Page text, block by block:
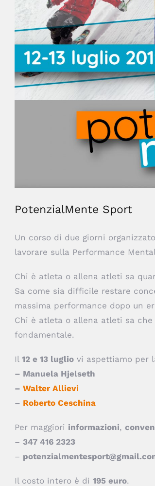
PotenzialMente Sport
Un corso di due giorni
lavorare sulla Performance
Chi è atleta o allena atleti sa
Sa come sia difficile restare
massima performance dopo un
Chi è atleta o allena atleti sa
fondamentale.
Il 12 e 13 luglio vi aspettiamo per
– Manuela Hjelseth
– Walter Allievi
– Roberto Ceschina
Per maggiori informazioni,
– 347 416 2323
–
Il costo intero è di 195 euro.